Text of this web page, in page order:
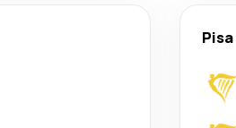
Pisa